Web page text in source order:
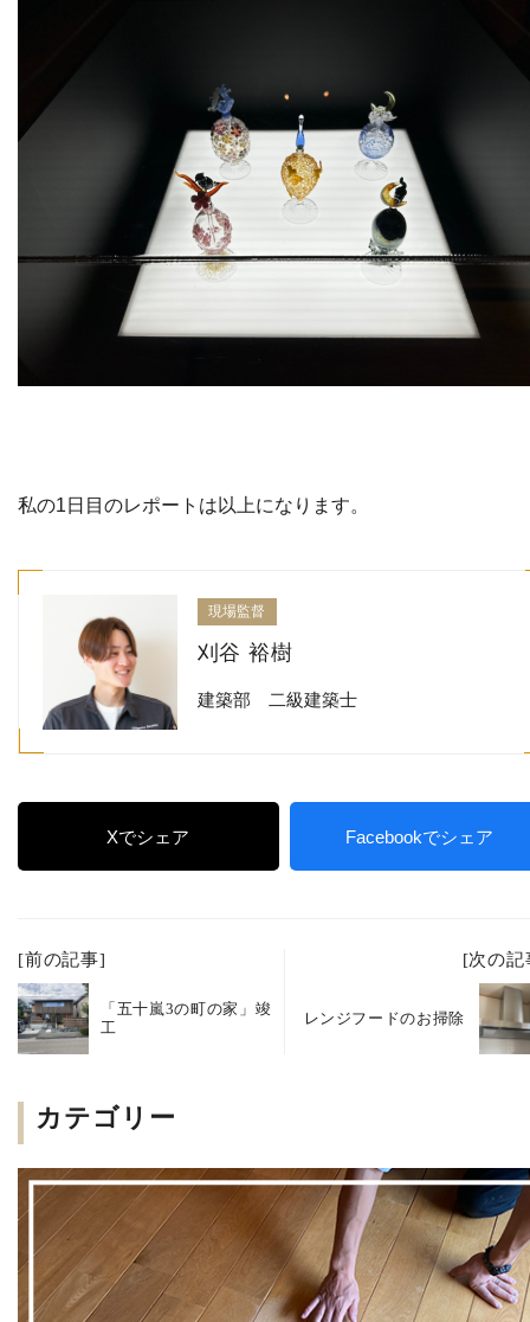
私の1日目のレポートは以上になります。
現場監督
刈谷 裕樹
建築部 二級建築士
Xでシェア Facebookでシェア
[前の記事]
「五十嵐3の町の家」竣
工
[次の記
レンジフードのお掃除
カテゴリー